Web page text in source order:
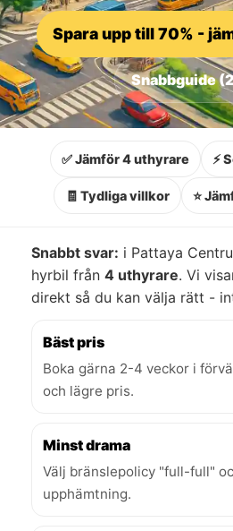
Spara upp till 70% -
Snabbguide
✅ Jämför 4 uthyrare ⚡
🧾 Tydliga villkor ⭐
Snabbt svar: i Pattaya
hyrbil från 4 uthyrare. Vi
direkt så du kan välja rätt -
Bäst pris
Boka gärna 2-4 veckor i
och lägre pris.
Minst drama
Välj bränslepolicy "full-full"
upphämtning.